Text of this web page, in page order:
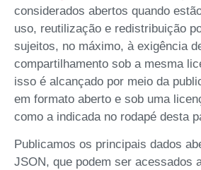
considerados abertos quando
uso, reutilização e redistribuição
sujeitos, no máximo, à exigência
compartilhamento sob a mesma
isso é alcançado por meio da
em formato aberto e sob uma
como a indicada no rodapé desta
Publicamos os principais dados
JSON, que podem ser acessados